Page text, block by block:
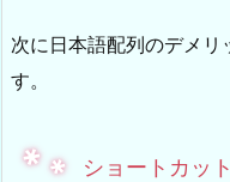
次に日本語配列のデメリ
す。
ショートカッ